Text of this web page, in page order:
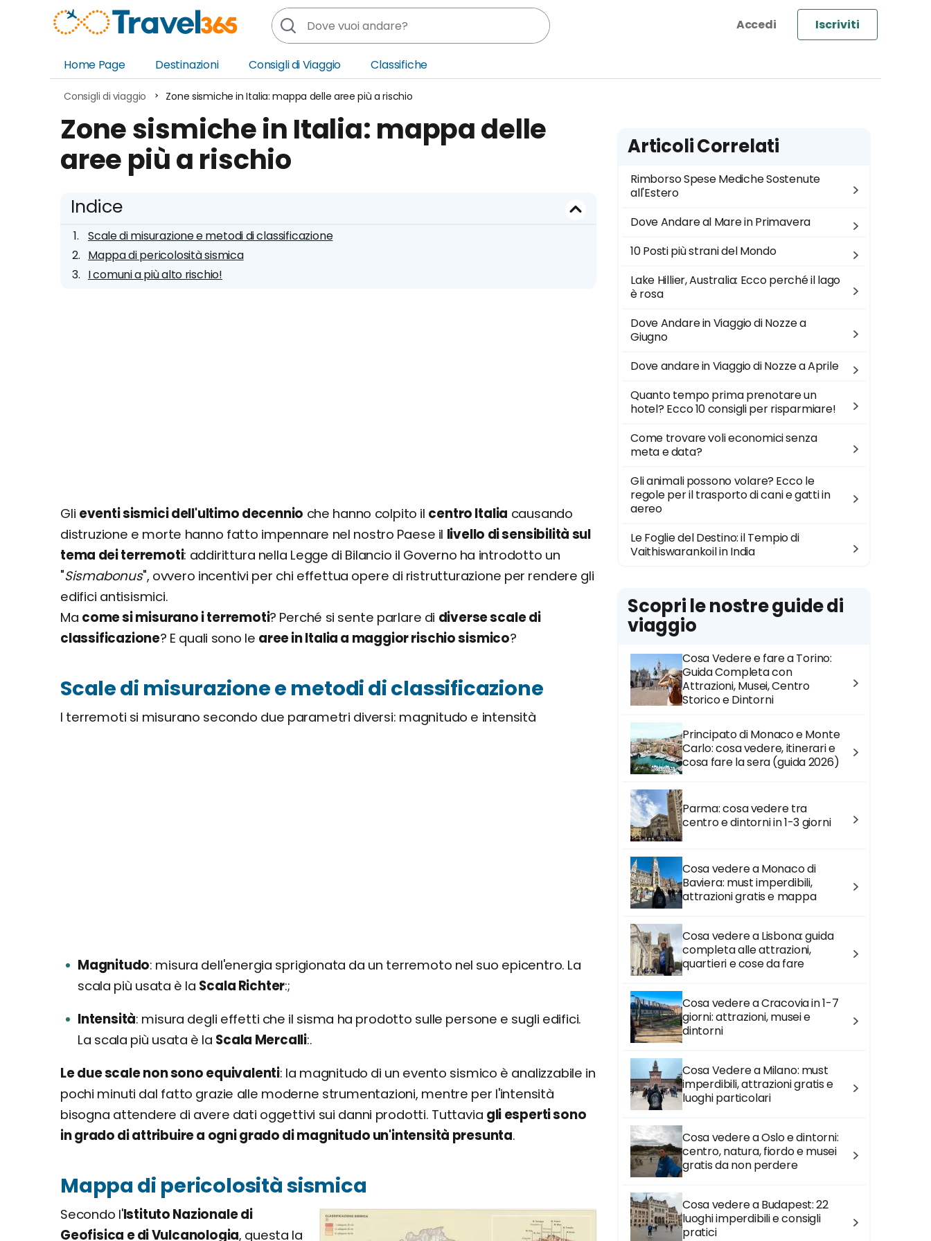
Iscriviti
Home Page
Destinazioni
Nord America
America Centrale
Sud America
Medio Oriente
Consigli di Viaggio Classifiche
Consigli di viaggio Zone sismiche in Italia: mappa delle aree più a rischio
Zone sismiche in Italia: mappa delle
aree più a rischio
Indice
Scale di misurazione e metodi di classificazione
Mappa di pericolosità sismica
I comuni a più alto rischio!
Gli eventi sismici dell'ultimo decennio che hanno colpito il centro Italia causando
distruzione e morte hanno fatto impennare nel nostro Paese il livello di sensibilità sul
tema dei terremoti: addirittura nella Legge di Bilancio il Governo ha introdotto un
"Sismabonus", ovvero incentivi per chi effettua opere di ristrutturazione per rendere gli
edifici antisismici.
Ma come si misurano i terremoti? Perché si sente parlare di diverse scale di
classificazione? E quali sono le aree in Italia a maggior rischio sismico?
Scale di misurazione e metodi di classificazione
I terremoti si misurano secondo due parametri diversi: magnitudo e intensità
Magnitudo misura dell'energia sprigionata da un terremoto nel suo epicentro. La
scala più usata è la Scala Richter;
Intensità misura degli effetti che il sisma ha prodotto sulle persone e sugli edifici.
La scala più usata è la Scala Mercalli .
Le due scale non sono equivalenti: la magnitudo di un evento sismico è analizzabile in
pochi minuti dal fatto grazie alle moderne strumentazioni, mentre per l'intensità
bisogna attendere di avere dati oggettivi sui danni prodotti. Tuttavia gli esperti sono
in grado di attribuire a ogni grado di magnitudo un'intensità presunta.
Mappa di pericolosità sismica
Secondo l'Istituto Nazionale di
Geofisica e di Vulcanologia, questa la
Articoli Correlati
Rimborso Spese Mediche Sostenute
all'Estero
Dove Andare al Mare in Primavera
10 Posti più strani del Mondo
Lake Hillier, Australia: Ecco perché il lago
è rosa
Dove Andare in Viaggio di Nozze a
Giugno
Dove andare in Viaggio di Nozze a Aprile
Quanto tempo prima prenotare un
hotel? Ecco 10 consigli per risparmiare!
Come trovare voli economici senza
meta e data?
Gli animali possono volare? Ecco le
regole per il trasporto di cani e gatti in
aereo
Le Foglie del Destino: il Tempio di
Vaithiswarankoil in India
Scopri le nostre guide di
viaggio
Cosa Vedere e fare a Torino:
Guida Completa con
Attrazioni, Musei, Centro
Storico e Dintorni
Principato di Monaco e Monte
Carlo: cosa vedere, itinerari e
cosa fare la sera (guida 2026)
Parma: cosa vedere tra
centro e dintorni in 1-3 giorni
Cosa vedere a Monaco di
Baviera: must imperdibili,
attrazioni gratis e mappa
Cosa vedere a Lisbona: guida
completa alle attrazioni,
quartieri e cose da fare
Cosa vedere a Cracovia in 1-7
giorni: attrazioni, musei e
dintorni
Cosa Vedere a Milano: must
imperdibili, attrazioni gratis e
luoghi particolari
Cosa vedere a Oslo e dintorni:
centro, natura, fiordo e musei
gratis da non perdere
Cosa vedere a Budapest: 22
luoghi imperdibili e consigli
pratici